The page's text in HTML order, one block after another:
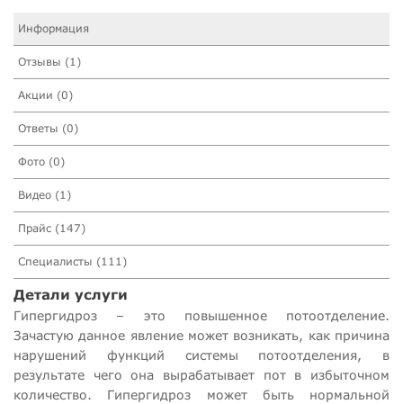
Информация
Отзывы (1)
Акции (0)
Ответы (0)
Фото (0)
Видео (1)
Прайс (147)
Специалисты (111)
Детали услуги
Гипергидроз – это повышенное потоотделение.
Зачастую данное явление может возникать, как причина
нарушений функций системы потоотделения, в
результате чего она вырабатывает пот в избыточном
количество. Гипергидроз может быть нормальной